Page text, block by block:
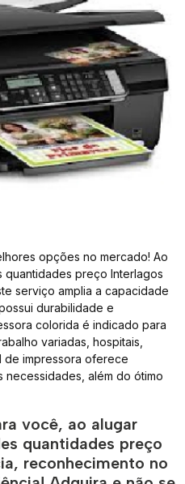
opções no mercado! Ao
quantidades preço Interlagos
serviço amplia a capacidade
durabilidade e
colorida é indicado para
variadas, hospitais,
de impressora oferece
necessidades, além do ótimo
você, ao alugar
quantidades preço
reconhecimento no